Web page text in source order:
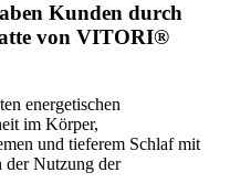
Kunden durch
von VITORI®
energetischen
im Körper,
und tieferem Schlaf mit
der Nutzung der